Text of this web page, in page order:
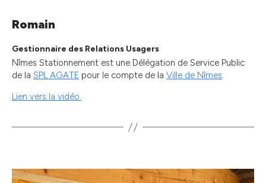
Romain
Gestionnaire des Relations Usagers
Nîmes Stationnement est une Délégation de Service Public
de la SPL AGATE pour le compte de la Ville de Nîmes.
Lien vers la vidéo.